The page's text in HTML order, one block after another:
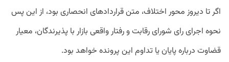
اگر تا دیروز محور اختلاف، متن قراردادهای انحصاری بود، از این پس
نحوه اجرای رای شورای رقابت و رفتار واقعی بازار با پذیرندگان، معیار
قضاوت درباره پایان یا تداوم این پرونده خواهد بود.